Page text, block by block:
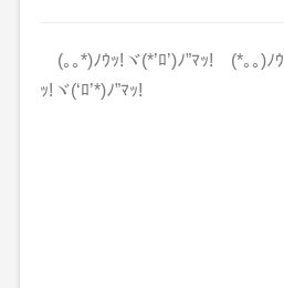
ゞ(｡｡*)ﾉｳｯ!ヾ(*’ﾛ’)ﾉ”ﾏｯ!ゞ(*｡｡)ﾉｳ
ｯ!ヾ(‘ﾛ’*)ﾉ”ﾏｯ!